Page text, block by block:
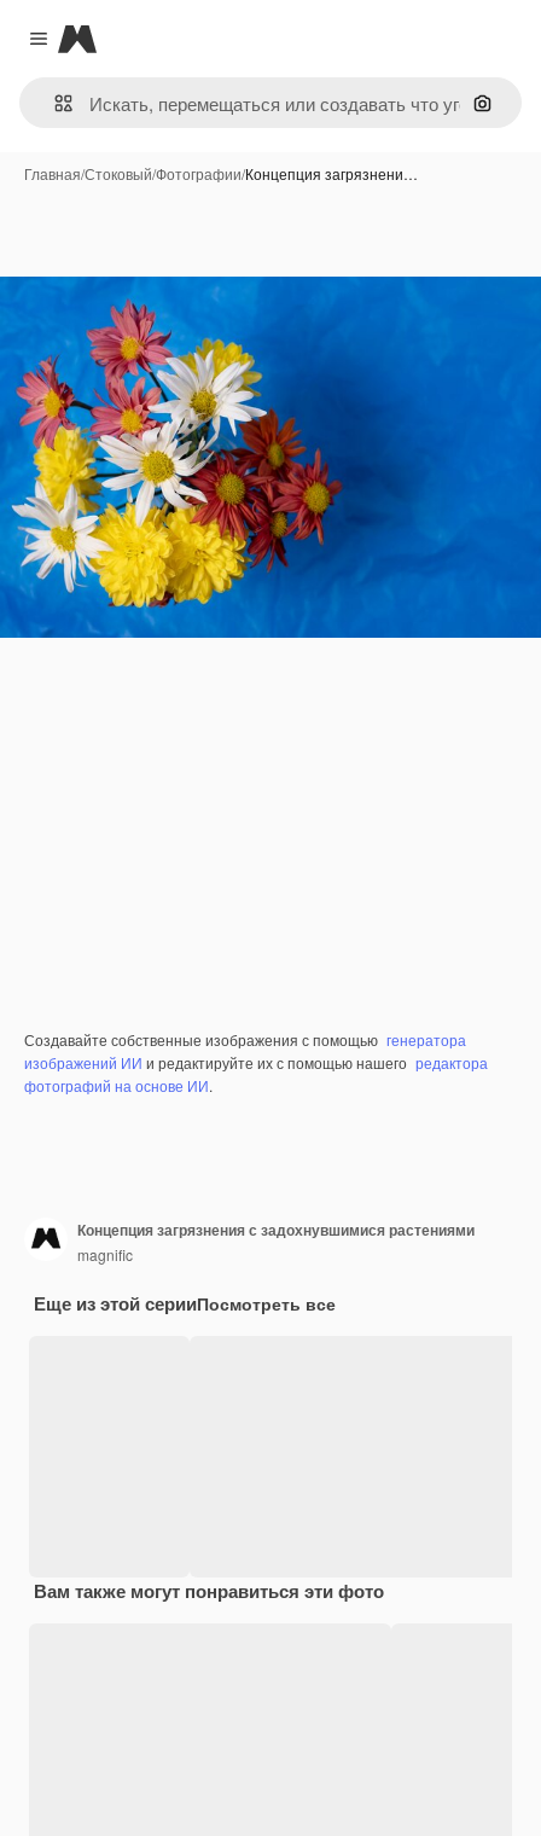
Close menu
Magnific
Поиск
Главная/Стоковый/Фотографии/Концепция загрязнени…
Создавайте собственные изображения с помощью генератора
изображений ИИ и редактируйте их с помощью нашего редактора
фотографий на основе ИИ.
Концепция загрязнения с задохнувшимися растениями
magnific
Еще из этой серииПосмотреть все
Вам также могут понравиться эти фото